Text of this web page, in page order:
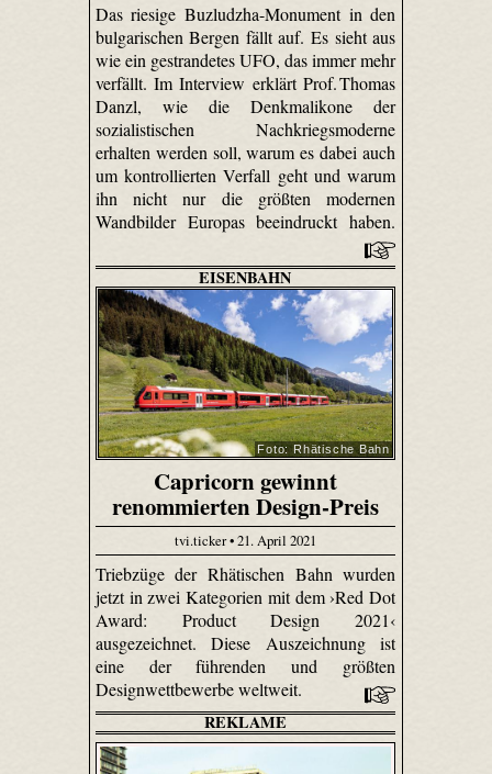
Das riesige Buzludzha-Monument in den
bulgarischen Bergen fällt auf. Es sieht aus
wie ein gestrandetes UFO, das immer mehr
verfällt. Im Interview erklärt Prof. Thomas
Danzl, wie die Denkmalikone der
sozialistischen Nachkriegsmoderne
erhalten werden soll, warum es dabei auch
um kontrollierten Verfall geht und warum
ihn nicht nur die größten modernen
Wandbilder Europas beeindruckt haben.
EISENBAHN
Foto: Rhätische Bahn
Capricorn gewinnt
renommierten Design-Preis
tvi.ticker • 21. April 2021
Triebzüge der Rhätischen Bahn wurden
jetzt in zwei Kategorien mit dem ›Red Dot
Award: Product Design 2021‹
ausgezeichnet. Diese Auszeichnung ist
eine der führenden und größten
Designwettbewerbe weltweit.
REKLAME